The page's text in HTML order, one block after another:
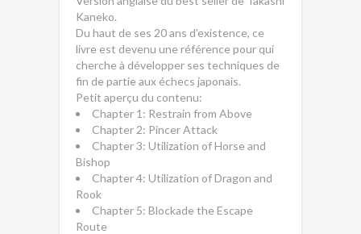
Kaneko.
Du haut de ses 20 ans d'existence, ce
livre est devenu une référence pour qui
cherche à développer ses techniques de
fin de partie aux échecs japonais.
Petit aperçu du contenu:
Chapter 1: Restrain from Above
Chapter 2: Pincer Attack
Chapter 3: Utilization of Horse and
Bishop
Chapter 4: Utilization of Dragon and
Rook
Chapter 5: Blockade the Escape
Route